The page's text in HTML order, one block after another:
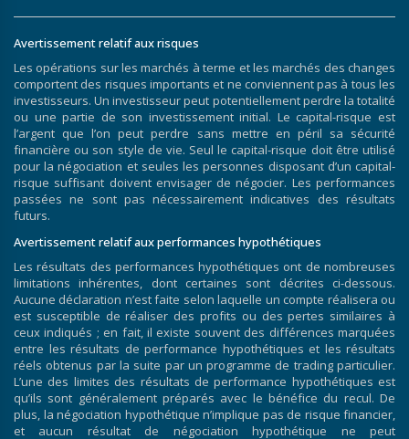
Avertissement relatif aux risques
Les opérations sur les marchés à terme et les marchés des changes
comportent des risques importants et ne conviennent pas à tous les
investisseurs. Un investisseur peut potentiellement perdre la totalité
ou une partie de son investissement initial. Le capital-risque est
l’argent que l’on peut perdre sans mettre en péril sa sécurité
financière ou son style de vie. Seul le capital-risque doit être utilisé
pour la négociation et seules les personnes disposant d’un capital-
risque suffisant doivent envisager de négocier. Les performances
passées ne sont pas nécessairement indicatives des résultats
futurs.
Avertissement relatif aux performances hypothétiques
Les résultats des performances hypothétiques ont de nombreuses
limitations inhérentes, dont certaines sont décrites ci-dessous.
Aucune déclaration n’est faite selon laquelle un compte réalisera ou
est susceptible de réaliser des profits ou des pertes similaires à
ceux indiqués ; en fait, il existe souvent des différences marquées
entre les résultats de performance hypothétiques et les résultats
réels obtenus par la suite par un programme de trading particulier.
L’une des limites des résultats de performance hypothétiques est
qu’ils sont généralement préparés avec le bénéfice du recul. De
plus, la négociation hypothétique n’implique pas de risque financier,
et aucun résultat de négociation hypothétique ne peut